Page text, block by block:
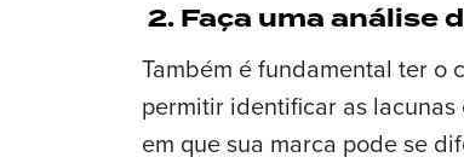
2. Faça uma análise
Também é fundamental ter o
permitir identificar as
em que sua marca pode se